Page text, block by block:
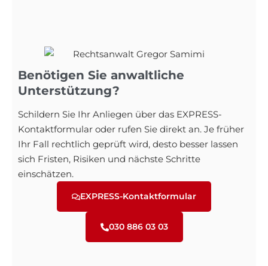
Benötigen Sie anwaltliche
Unterstützung?
Schildern Sie Ihr Anliegen über das EXPRESS-
Kontaktformular oder rufen Sie direkt an. Je früher
Ihr Fall rechtlich geprüft wird, desto besser lassen
sich Fristen, Risiken und nächste Schritte
einschätzen.
EXPRESS-Kontaktformular
030 886 03 03